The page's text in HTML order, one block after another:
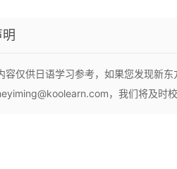
容仅供日语学习参考，如果您发现新
，我们将及时